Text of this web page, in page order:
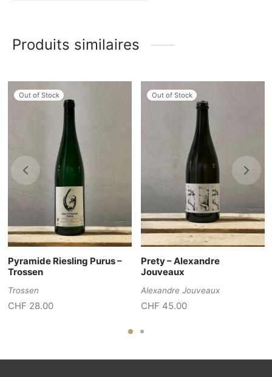
Produits similaires
Out of Stock
Pyramide Riesling Purus –
Trossen
Trossen
CHF 28.00
Out of Stock
Prety – Alexandre
Jouveaux
Alexandre Jouveaux
CHF 45.00